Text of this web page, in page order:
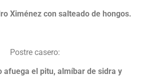
Ximénez con salteado de hongos.
Postre casero:
afuega el pitu, almíbar de sidra y